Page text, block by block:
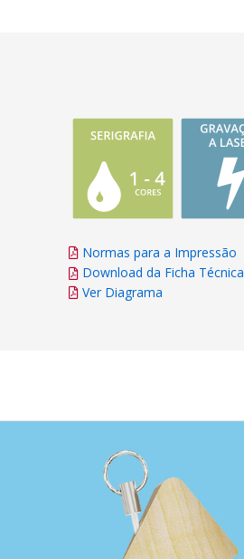
Normas para a Impressão
Download da Ficha Técnica
Ver Diagrama